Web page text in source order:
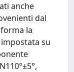
anche
dal
la
impostata su